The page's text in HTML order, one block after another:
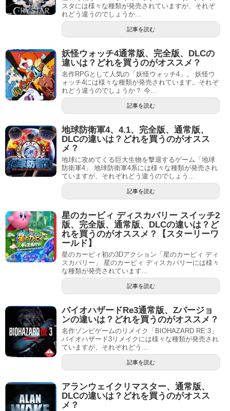
スタには様々な種類が発売されていますが、それぞ
れどう違うのでしょうか...
記事を読む
妖怪ウォッチ4通常版、完全版、DLCの
違いは？どれを買うのがオススメ？
名作RPGとして人気の「妖怪ウォッチ4」。 妖怪ウ
ォッチ4には様々な種類が発売されています。それぞ
れどう違うのでしょうか？ 今...
記事を読む
地球防衛軍4、4.1、完全版、通常版、
DLCの違いは？どれを買うのがオスス
メ？
地球に攻めてくる巨大生物を撃退するゲーム「地球
防衛軍4」 地球防衛軍4系には様々な種類が発売され
ていますが、それぞれどう違うのでしょう...
記事を読む
星のカービィ ディスカバリー スイッチ2
版、完全版、通常版、DLCの違いは？ど
れを買うのがオススメ？【スターリーワ
ールド】
星のカービィ初の3Dアクション「星のカービィ ディ
スカバリー」 星のカービィ ディスカバリーには様々
な種類が発売されています...
記事を読む
バイオハザードRe3通常版、Zバージョ
ンの違いは？どれを買うのがオススメ？
名作ゾンビゲームのリメイク「BIOHAZARD RE:3」
バイオハザード3リメイクには様々な種類が発売され
ていますが、それぞれどう...
記事を読む
アランウェイクリマスター、通常版、
DLCの違いは？どれを買うのがオスス
メ？